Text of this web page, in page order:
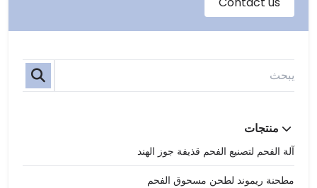
منتجات
آلة الفحم لتصنيع الفحم قذيفة جوز الهند
مطحنة ريموند لطحن مسحوق الفحم